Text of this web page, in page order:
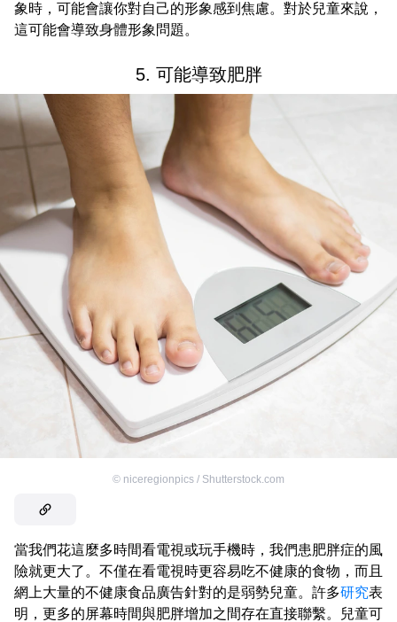
象時，可能會讓你對自己的形象感到焦慮。對於兒童來說，
這可能會導致身體形象問題。
5. 可能導致肥胖
© niceregionpics / Shutterstock.com
當我們花這麼多時間看電視或玩手機時，我們患肥胖症的風
險就更大了。不僅在看電視時更容易吃不健康的食物，而且
網上大量的不健康食品廣告針對的是弱勢兒童。許多研究表
明，更多的屏幕時間與肥胖增加之間存在直接聯繫。兒童可